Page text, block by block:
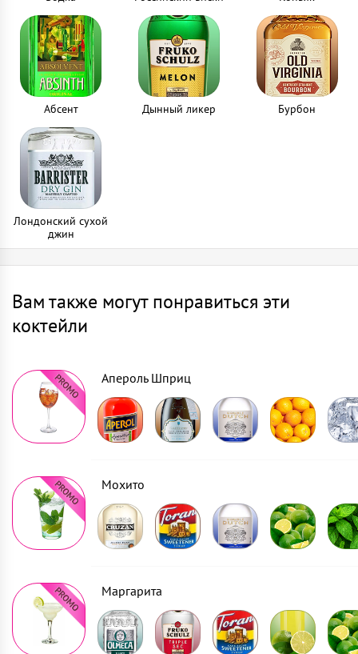
Абсент Дынный ликер Бурбон
Лондонский сухой
джин
Вам также могут понравиться эти
коктейли
Апероль Шприц
Мохито
Маргарита